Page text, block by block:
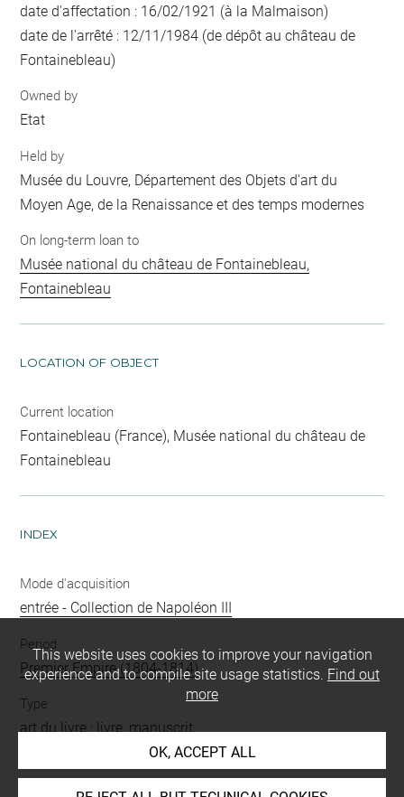
date d'affectation : 16/02/1921 (à la Malmaison)
date de l'arrêté : 12/11/1984 (de dépôt au château de
Fontainebleau)
Owned by
Etat
Held by
Musée du Louvre, Département des Objets d'art du
Moyen Age, de la Renaissance et des temps modernes
On long-term loan to
Musée national du château de Fontainebleau,
Fontainebleau
LOCATION OF OBJECT
Current location
Fontainebleau (France), Musée national du château de
Fontainebleau
INDEX
Mode d'acquisition
entrée - Collection de Napoléon III
Period
Premier Empire (1804-1814)
Type
art du livre : livre, manuscrit
This website uses cookies to improve your navigation
experience and to compile site usage statistics. Find out
more
OK, ACCEPT ALL